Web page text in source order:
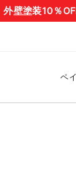
外壁塗装10％
ペ